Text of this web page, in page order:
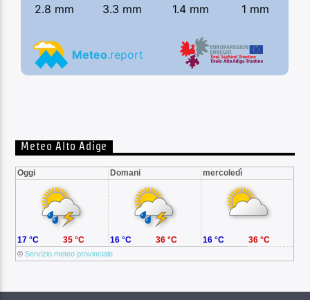
Meteo Alto Adige
Oggi Domani mercoledì
©Servizio meteo provinciale
17 °C 35 °C 16 °C 36 °C 16 °C 36 °C